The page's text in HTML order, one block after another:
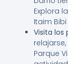
Explora
Itaim
Visita los
Parque